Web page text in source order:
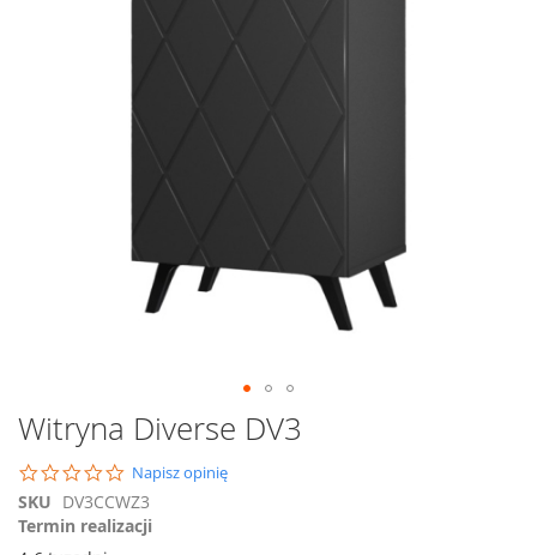
Przejdź
na
początek
galerii
Witryna Diverse DV3
0.0
star
rating
Napisz opinię
SKU DV3CCWZ3
Termin realizacji